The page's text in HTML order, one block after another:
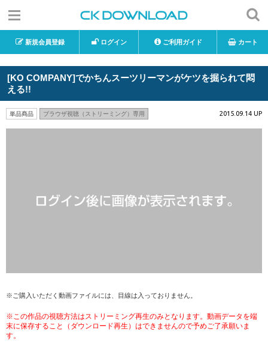
新規会員登録 ログイン ご利用ガイド カート
[KO COMPANY]でかちんスーツリーマンがケツを掘られて悶
える!!
単品商品 ブラウザ視聴（ストリーミング）専用 2015.09.14 UP
※ご購入いただく動画ファイルには、目線は入っておりません。
※この作品の視聴方法はストリーミング再生のみとなります。動画データを端
末に保存すること（ダウンロード再生）はできませんので予めご了承願いま
す。